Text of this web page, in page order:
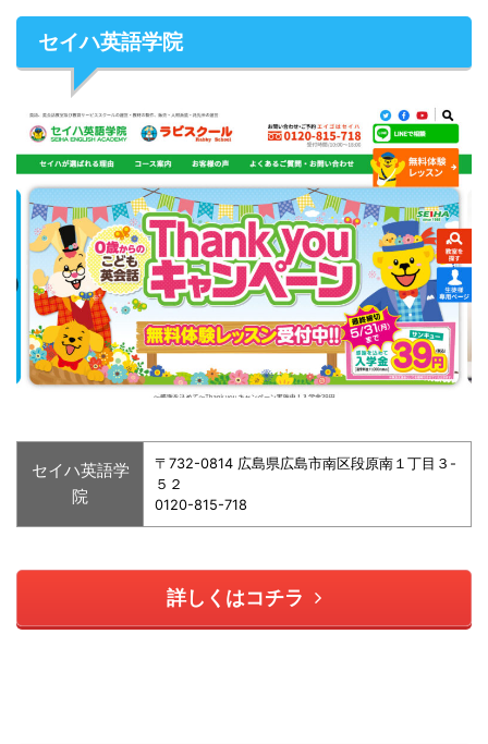
セイハ英語学院
セイハ英語学
院
〒732-0814 広島県広島市南区段原南１丁目３-
５２
0120-815-718
詳しくはコチラ